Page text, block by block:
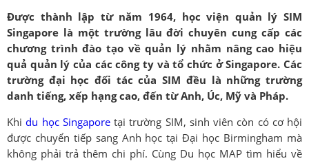
Được thành lập từ năm 1964, học viện quản lý SIM
Singapore là một trường lâu đời chuyên cung cấp các
chương trình đào tạo về quản lý nhằm nâng cao hiệu
quả quản lý của các công ty và tổ chức ở Singapore. Các
trường đại học đối tác của SIM đều là những trường
danh tiếng, xếp hạng cao, đến từ Anh, Úc, Mỹ và Pháp.
Khidu học Singaporetại trường SIM, sinh viên còn có cơ hội
được chuyển tiếp sang Anh học tại Đại học Birmingham mà
không phải trả thêm chi phí. Cùng Du học MAP tìm hiểu về